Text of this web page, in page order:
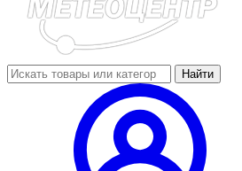
Найти